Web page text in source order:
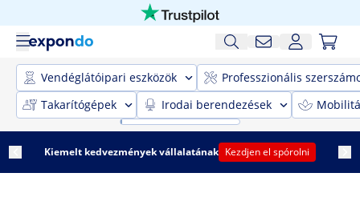
Vendéglátóipari eszközök
Professzionális
Takarítógépek
Irodai berendezések
Kiemelt kedvezmények vállalatának Kezdjen el spórolni